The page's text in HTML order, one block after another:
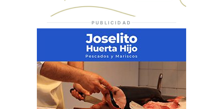
PUBLICIDAD